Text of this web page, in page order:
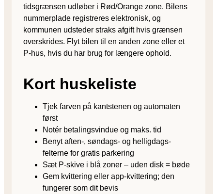
tidsgrænsen udløber i Rød/Orange zone. Bilens
nummerplade registreres elektronisk, og
kommunen udsteder straks afgift hvis grænsen
overskrides. Flyt bilen til en anden zone eller et
P-hus, hvis du har brug for længere ophold.
Kort huskeliste
Tjek farven på kantstenen og automaten
først
Notér betalings­vindue og maks. tid
Benyt aften-, søndags- og helligdags­
felterne for gratis parkering
Sæt P-skive i blå zoner – uden disk = bøde
Gem kvittering eller app-kvittering; den
fungerer som dit bevis